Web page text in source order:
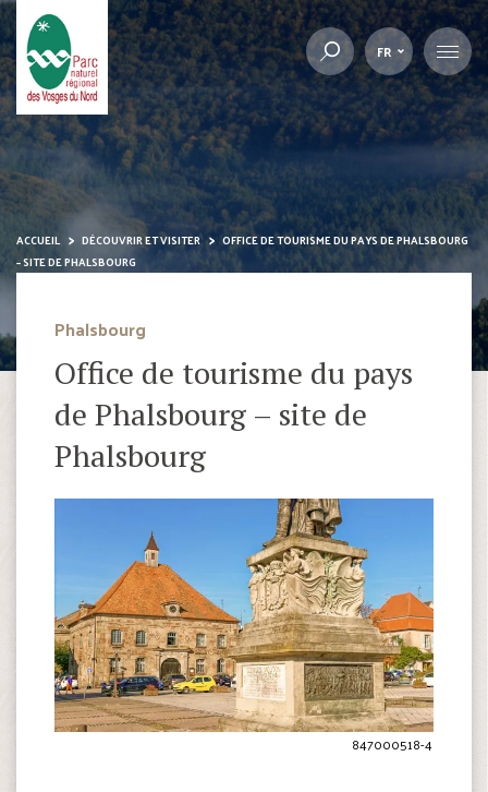
FR
ACCUEIL DÉCOUVRIR ET VISITER
OFFICE DE TOURISME DU PAYS DE PHALSBOURG
– SITE DE PHALSBOURG
Phalsbourg
Office de tourisme du pays
de Phalsbourg – site de
Phalsbourg
847000518-4